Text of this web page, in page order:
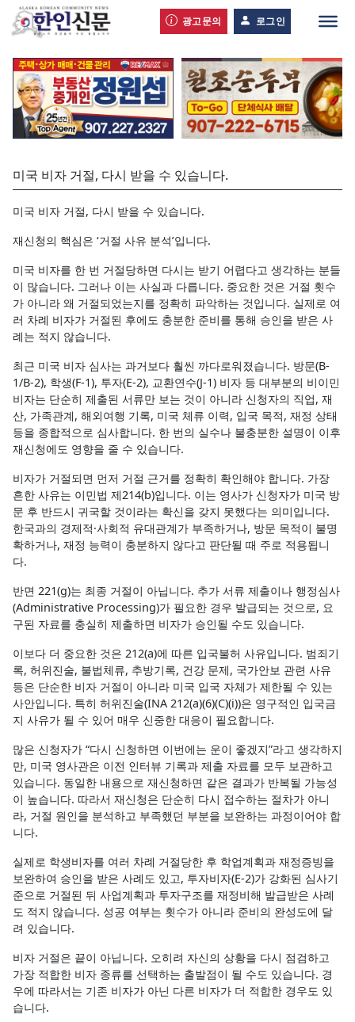
광고문의 로그인
미국 비자 거절, 다시 받을 수 있습니다.
미국 비자 거절, 다시 받을 수 있습니다.
재신청의 핵심은 ‘거절 사유 분석’입니다.
미국 비자를 한 번 거절당하면 다시는 받기 어렵다고 생각하는 분들
이 많습니다. 그러나 이는 사실과 다릅니다. 중요한 것은 거절 횟수
가 아니라 왜 거절되었는지를 정확히 파악하는 것입니다. 실제로 여
러 차례 비자가 거절된 후에도 충분한 준비를 통해 승인을 받은 사
례는 적지 않습니다.
최근 미국 비자 심사는 과거보다 훨씬 까다로워졌습니다. 방문(B-
1/B-2), 학생(F-1), 투자(E-2), 교환연수(J-1) 비자 등 대부분의 비이민
비자는 단순히 제출된 서류만 보는 것이 아니라 신청자의 직업, 재
산, 가족관계, 해외여행 기록, 미국 체류 이력, 입국 목적, 재정 상태
등을 종합적으로 심사합니다. 한 번의 실수나 불충분한 설명이 이후
재신청에도 영향을 줄 수 있습니다.
비자가 거절되면 먼저 거절 근거를 정확히 확인해야 합니다. 가장
흔한 사유는 이민법 제214(b)입니다. 이는 영사가 신청자가 미국 방
문 후 반드시 귀국할 것이라는 확신을 갖지 못했다는 의미입니다.
한국과의 경제적·사회적 유대관계가 부족하거나, 방문 목적이 불명
확하거나, 재정 능력이 충분하지 않다고 판단될 때 주로 적용됩니
다.
반면 221(g)는 최종 거절이 아닙니다. 추가 서류 제출이나 행정심사
(Administrative Processing)가 필요한 경우 발급되는 것으로, 요
구된 자료를 충실히 제출하면 비자가 승인될 수도 있습니다.
이보다 더 중요한 것은 212(a)에 따른 입국불허 사유입니다. 범죄기
록, 허위진술, 불법체류, 추방기록, 건강 문제, 국가안보 관련 사유
등은 단순한 비자 거절이 아니라 미국 입국 자체가 제한될 수 있는
사안입니다. 특히 허위진술(INA 212(a)(6)(C)(i))은 영구적인 입국금
지 사유가 될 수 있어 매우 신중한 대응이 필요합니다.
많은 신청자가 “다시 신청하면 이번에는 운이 좋겠지”라고 생각하지
만, 미국 영사관은 이전 인터뷰 기록과 제출 자료를 모두 보관하고
있습니다. 동일한 내용으로 재신청하면 같은 결과가 반복될 가능성
이 높습니다. 따라서 재신청은 단순히 다시 접수하는 절차가 아니
라, 거절 원인을 분석하고 부족했던 부분을 보완하는 과정이어야 합
니다.
실제로 학생비자를 여러 차례 거절당한 후 학업계획과 재정증빙을
보완하여 승인을 받은 사례도 있고, 투자비자(E-2)가 강화된 심사기
준으로 거절된 뒤 사업계획과 투자구조를 재정비해 발급받은 사례
도 적지 않습니다. 성공 여부는 횟수가 아니라 준비의 완성도에 달
려 있습니다.
비자 거절은 끝이 아닙니다. 오히려 자신의 상황을 다시 점검하고
가장 적합한 비자 종류를 선택하는 출발점이 될 수도 있습니다. 경
우에 따라서는 기존 비자가 아닌 다른 비자가 더 적합한 경우도 있
습니다.